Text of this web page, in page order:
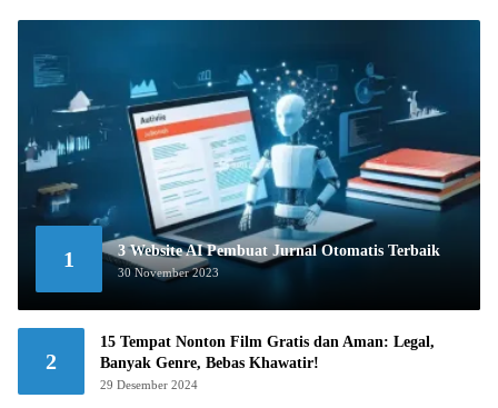
1 3 Website AI Pembuat Jurnal Otomatis Terbaik
30 November 2023
2
15 Tempat Nonton Film Gratis dan Aman: Legal,
Banyak Genre, Bebas Khawatir!
29 Desember 2024